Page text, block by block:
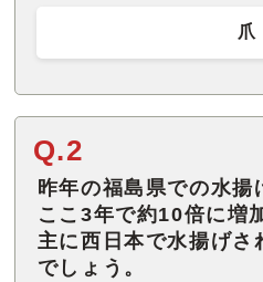
爪
Q.2
昨年の福島県での水揚
ここ3年で約10倍に増
主に西日本で水揚げさ
でしょう。